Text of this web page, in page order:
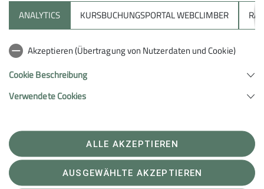
Unterstütze uns
Sektion Heilbronn des Deutschen Alpenvereins e.V.
Telefon +497131679933
ANALYTICS KURSBUCHUNGSPORTAL WEBCLIMBER
Akzeptieren (Übertragung von Nutzerdaten und Cookie)
Cookie Beschreibung
Verwendete Cookies
ALLE AKZEPTIEREN
AUSGEWÄHLTE AKZEPTIEREN